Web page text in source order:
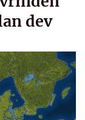
dev